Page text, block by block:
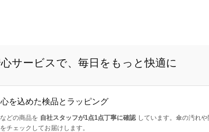
サービスで、毎日をもっと快適に
を込めた検品とラッピング
どの商品を 自社スタッフが1点1点丁寧に確認しています。傘の汚れや
チェックしてお届けします。